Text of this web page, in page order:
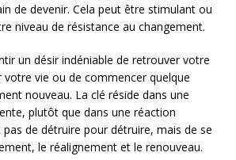
de devenir. Cela peut être stimulant ou
niveau de résistance au changement.
un désir indéniable de retrouver votre
vie ou de commencer quelque
nouveau. La clé réside dans une
plutôt que dans une réaction
pas de détruire pour détruire, mais de se
le réalignement et le renouveau.